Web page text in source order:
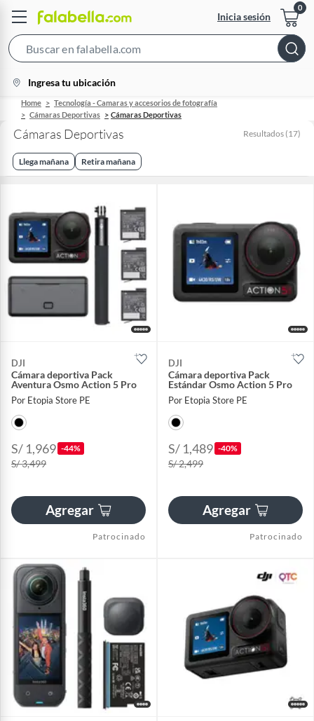
Inicia sesión
Bar
location-
icon
Ingresa tu ubicación
Home
Tecnología - Camaras y accesorios de fotografía
Cámaras Deportivas
Cámaras Deportivas
Cámaras Deportivas Resultados (17)
Llega mañana Retira mañana
DJI
Cámara deportiva Pack
Aventura Osmo Action 5 Pro
Por Etopia Store PE
S/ 1,969 -44%
S/ 3,499
Agregar
Patrocinado
DJI
Cámara deportiva Pack
Estándar Osmo Action 5 Pro
Por Etopia Store PE
S/ 1,489 -40%
S/ 2,499
Agregar
Patrocinado